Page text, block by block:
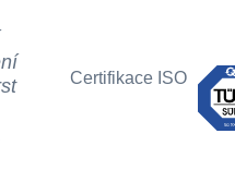
Certifikace ISO